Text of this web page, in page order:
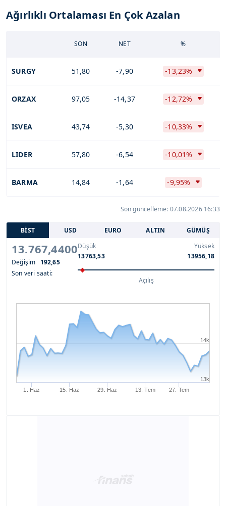
Ağırlıklı Ortalaması En Çok Azalan
SON NET %
SURGY 51,80 -7,90 -13,23%
ORZAX 97,05 -14,37 -12,72%
ISVEA 43,74 -5,30 -10,33%
LIDER 57,80 -6,54 -10,01%
BARMA 14,84 -1,64 -9,95%
Son güncelleme: 07.08.2026 16:33
BİST USD EURO ALTIN GÜMÜŞ
13.767,4400
Değişim 192,65
Son veri saati:
Düşük
13763,53
Yüksek
13956,18
Açılış
1. Haz 15. Haz 29. Haz 13. Tem 27. Tem
13k
14k